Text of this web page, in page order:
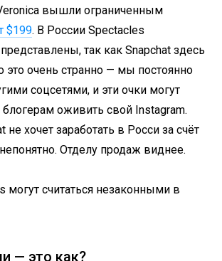
вышли ограниченным
$199. В России Spectacles
так как Snapchat здесь
это очень странно — мы постоянно
соцсетями, и эти очки могут
оживить свой Instagram.
не хочет заработать в Росси за счёт
Отделу продаж виднее.
могут считаться незаконными в
— это как?